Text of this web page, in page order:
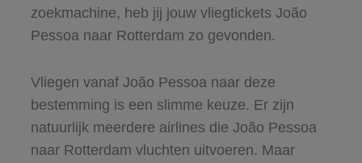
zoekmachine, heb jij jouw vliegtickets João
Pessoa naar Rotterdam zo gevonden.
Vliegen vanaf João Pessoa naar deze
bestemming is een slimme keuze. Er zijn
natuurlijk meerdere airlines die João Pessoa
naar Rotterdam vluchten uitvoeren. Maar